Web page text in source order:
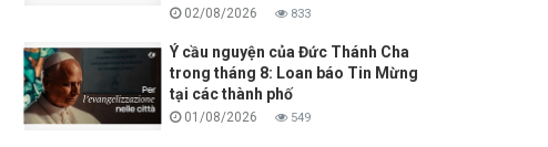
02/08/2026 833
Ý cầu nguyện của Đức Thánh Cha
trong tháng 8: Loan báo Tin Mừng
tại các thành phố
01/08/2026 549